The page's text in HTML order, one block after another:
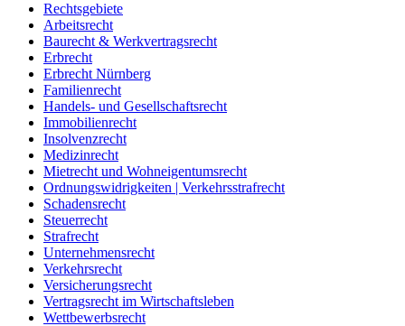
Rechtsgebiete
Arbeitsrecht
Baurecht & Werkvertragsrecht
Erbrecht
Erbrecht Nürnberg
Familienrecht
Handels- und Gesellschaftsrecht
Immobilienrecht
Insolvenzrecht
Medizinrecht
Mietrecht und Wohneigentumsrecht
Ordnungswidrigkeiten | Verkehrsstrafrecht
Schadensrecht
Steuerrecht
Strafrecht
Unternehmensrecht
Verkehrsrecht
Versicherungsrecht
Vertragsrecht im Wirtschaftsleben
Wettbewerbsrecht